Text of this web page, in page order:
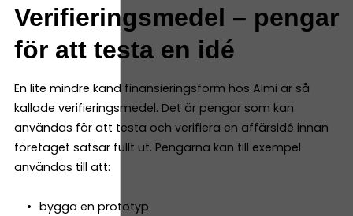
Verifieringsmedel – pengar
för att testa en idé
En lite mindre känd finansieringsform hos Almi är så
kallade verifieringsmedel. Det är pengar som kan
användas för att testa och verifiera en affärsidé innan
företaget satsar fullt ut. Pengarna kan till exempel
användas till att:
bygga en prototyp